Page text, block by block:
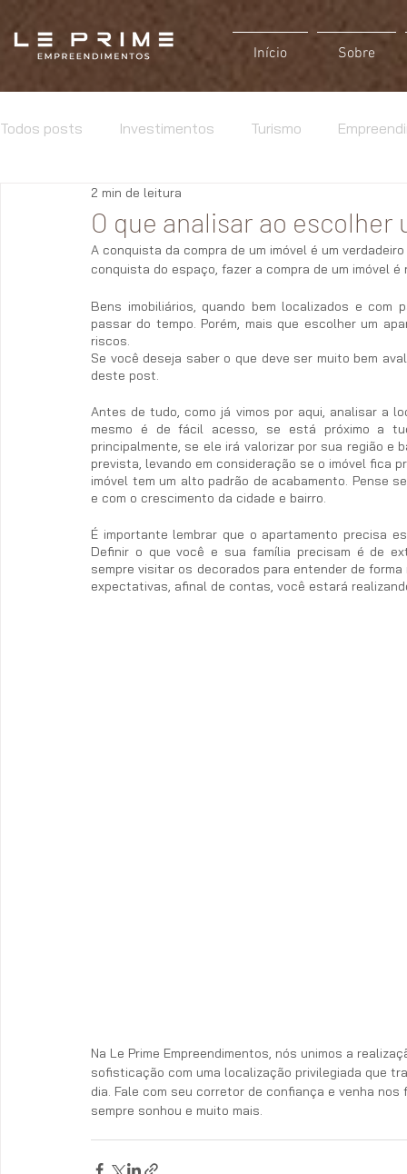
Início Sobre
Todos posts Investimentos Turismo
O que analisar ao escolher
2 min de leitura
A conquista da compra de um imóvel é um
conquista do espaço, fazer a compra de um imóvel
Bens imobiliários, quando bem localizados e com
passar do tempo. Porém, mais que escolher um
riscos.
Se você deseja saber o que deve ser muito bem
deste post.
Antes de tudo, como já vimos por aqui, analisar a
mesmo é de fácil acesso, se está próximo a
principalmente, se ele irá valorizar por sua região e
prevista, levando em consideração se o imóvel fica
imóvel tem um alto padrão de acabamento. Pense
e com o crescimento da cidade e bairro.
É importante lembrar que o apartamento precisa
Definir o que você e sua família precisam é de
sempre visitar os decorados para entender de
expectativas, afinal de contas, você estará
Na Le Prime Empreendimentos, nós unimos a
sofisticação com uma localização privilegiada que
dia. Fale com seu corretor de confiança e venha
sempre sonhou e muito mais.